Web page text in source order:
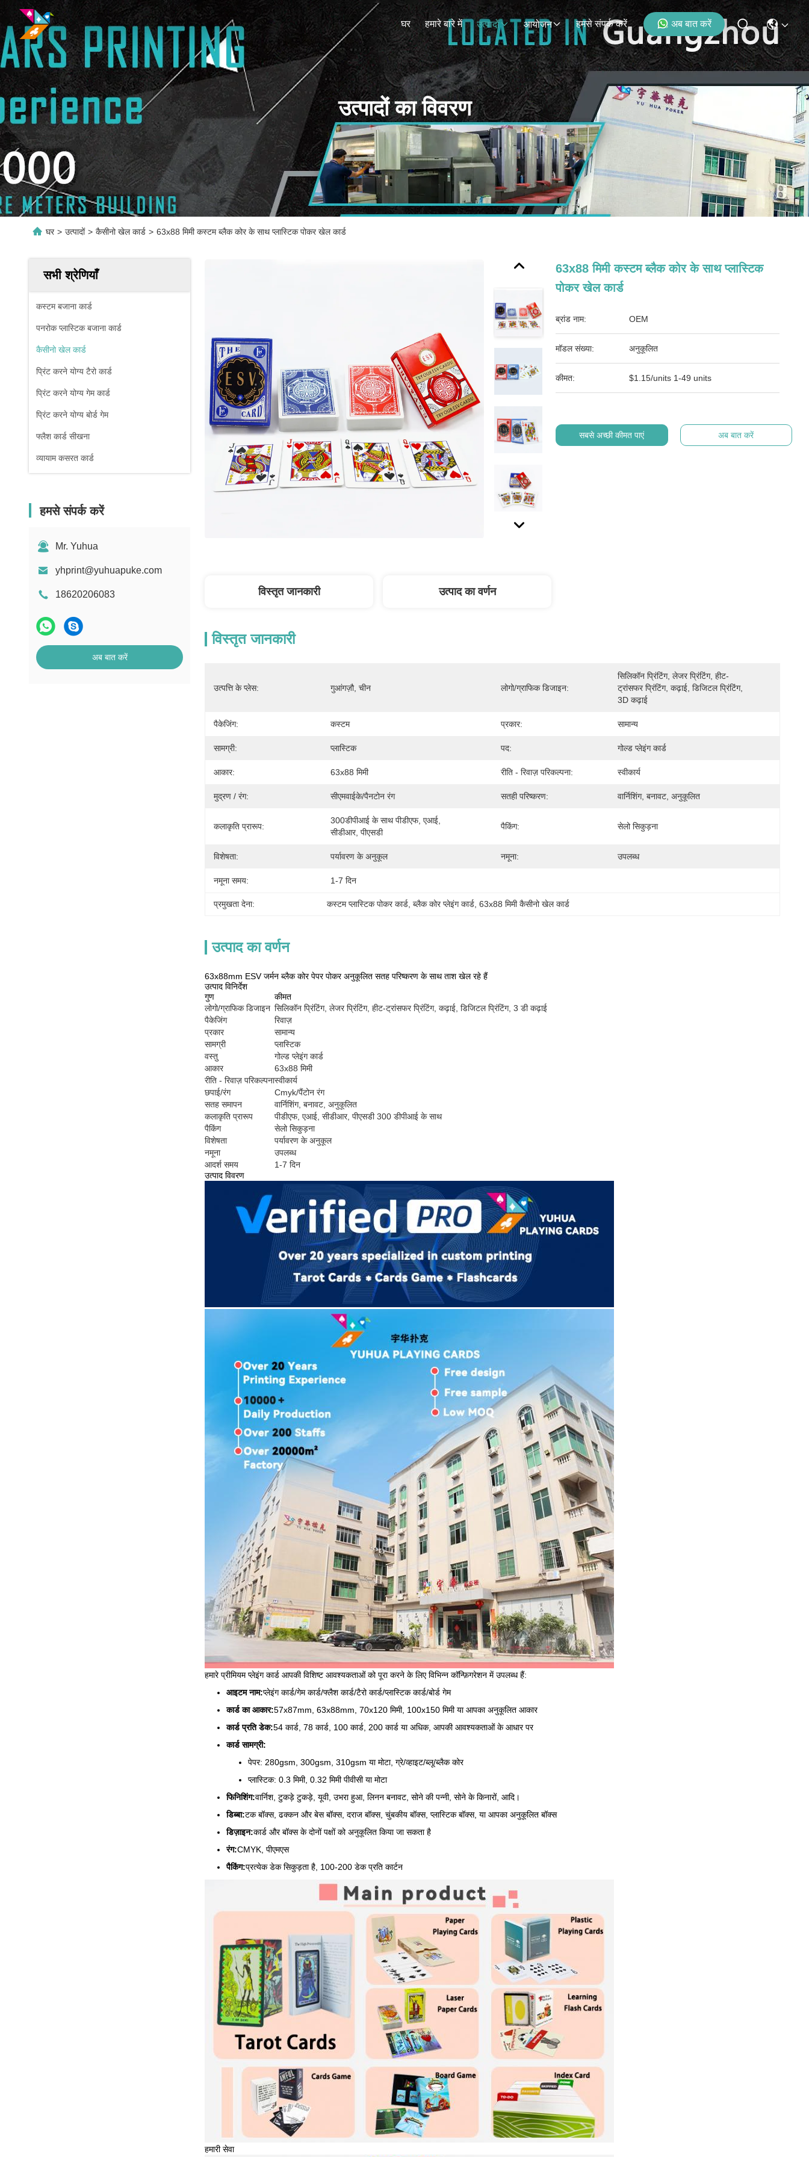
घर हमारे बारे में उत्पादों आयोजन हमसे संपर्क करें अब बात करें
उत्पादों का विवरण
घर > उत्पादों > कैसीनो खेल कार्ड > 63x88 मिमी कस्टम ब्लैक कोर के साथ प्लास्टिक पोकर खेल कार्ड
सभी श्रेणियाँ
कस्टम बजाना कार्ड
पनरोक प्लास्टिक बजाना कार्ड
कैसीनो खेल कार्ड
प्रिंट करने योग्य टैरो कार्ड
प्रिंट करने योग्य गेम कार्ड
प्रिंट करने योग्य बोर्ड गेम
फ्लैश कार्ड सीखना
व्यायाम कसरत कार्ड
हमसे संपर्क करें
Mr. Yuhua
yhprint@yuhuapuke.com
18620206083
अब बात करें
63x88 मिमी कस्टम ब्लैक कोर के साथ प्लास्टिक
पोकर खेल कार्ड
ब्रांड नाम: OEM
मॉडल संख्या: अनुकूलित
कीमत: $1.15/units 1-49 units
सबसे अच्छी कीमत पाएं अब बात करें
विस्तृत जानकारी उत्पाद का वर्णन
विस्तृत जानकारी
उत्पत्ति के प्लेस: गुआंगज़ौ, चीन लोगो/ग्राफिक डिजाइन:
सिलिकॉन प्रिंटिंग, लेजर प्रिंटिंग, हीट-
ट्रांसफर प्रिंटिंग, कढ़ाई, डिजिटल प्रिंटिंग,
3D कढ़ाई
पैकेजिंग: कस्टम प्रकार: सामान्य
सामग्री: प्लास्टिक पद: गोल्ड प्लेइंग कार्ड
आकार: 63x88 मिमी रीति - रिवाज़ परिकल्पना: स्वीकार्य
मुद्रण / रंग: सीएमवाईके/पैनटोन रंग सतही परिष्करण: वार्निशिंग, बनावट, अनुकूलित
कलाकृति प्रारूप:
300डीपीआई के साथ पीडीएफ, एआई,
सीडीआर, पीएसडी
पैकिंग: सेलो सिकुड़ना
विशेषता: पर्यावरण के अनुकूल नमूना: उपलब्ध
नमूना समय: 1-7 दिन
प्रमुखता देना: कस्टम प्लास्टिक पोकर कार्ड , ब्लैक कोर प्लेइंग कार्ड , 63x88 मिमी कैसीनो खेल कार्ड
उत्पाद का वर्णन
63x88mm ESV जर्मन ब्लैक कोर पेपर पोकर अनुकूलित सतह परिष्करण के साथ ताश खेल रहे हैं
उत्पाद विनिर्देश
गुण
कीमत
लोगो/ग्राफिक डिजाइन सिलिकॉन प्रिंटिंग, लेजर प्रिंटिंग, हीट-ट्रांसफर प्रिंटिंग, कढ़ाई, डिजिटल प्रिंटिंग, 3 डी कढ़ाई
पैकेजिंग
रिवाज़
प्रकार
सामान्य
सामग्री
प्लास्टिक
वस्तु
गोल्ड प्लेइंग कार्ड
आकार
63x88 मिमी
रीति - रिवाज़ परिकल्पनास्वीकार्य
छपाई/रंग
Cmyk/पैंटोन रंग
सतह समापन
वार्निशिंग, बनावट, अनुकूलित
कलाकृति प्रारूप
पीडीएफ, एआई, सीडीआर, पीएसडी 300 डीपीआई के साथ
पैकिंग
सेलो सिकुड़ना
विशेषता
पर्यावरण के अनुकूल
नमूना
उपलब्ध
आदर्श समय
1-7 दिन
उत्पाद विवरण
हमारे प्रीमियम प्लेइंग कार्ड आपकी विशिष्ट आवश्यकताओं को पूरा करने के लिए विभिन्न कॉन्फ़िगरेशन में उपलब्ध हैं:
आइटम नाम:प्लेइंग कार्ड/गेम कार्ड/फ्लैश कार्ड/टैरो कार्ड/प्लास्टिक कार्ड/बोर्ड गेम
कार्ड का आकार:57x87mm, 63x88mm, 70x120 मिमी, 100x150 मिमी या आपका अनुकूलित आकार
कार्ड प्रति डेक:54 कार्ड, 78 कार्ड, 100 कार्ड, 200 कार्ड या अधिक, आपकी आवश्यकताओं के आधार पर
कार्ड सामग्री:
पेपर: 280gsm, 300gsm, 310gsm या मोटा, ग्रे/व्हाइट/ब्लू/ब्लैक कोर
प्लास्टिक: 0.3 मिमी, 0.32 मिमी पीवीसी या मोटा
फिनिशिंग:वार्निश, टुकड़े टुकड़े, यूवी, उभरा हुआ, लिनन बनावट, सोने की पन्नी, सोने के किनारों, आदि।
डिब्बा:टक बॉक्स, ढक्कन और बेस बॉक्स, दराज बॉक्स, चुंबकीय बॉक्स, प्लास्टिक बॉक्स, या आपका अनुकूलित बॉक्स
डिज़ाइन:कार्ड और बॉक्स के दोनों पक्षों को अनुकूलित किया जा सकता है
रंग:CMYK, पीएमएस
पैकिंग:प्रत्येक डेक सिकुड़ता है, 100-200 डेक प्रति कार्टन
हमारी सेवा